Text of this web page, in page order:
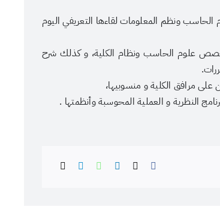
ونظم المعلومات لقاءها التعريفي اليوم
تخصص علوم الحاسب ونظام الكلية، و كذلك شرح
على مرافق الكلية و منسوبيها،
النظرية و العملية المحوسبة وأنظمتها .
عنوان الصورة